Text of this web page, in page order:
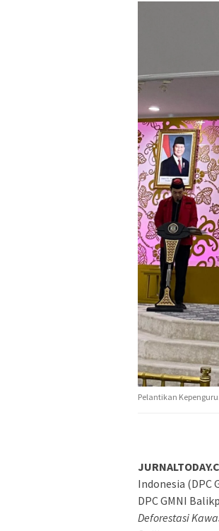
Pelantikan
Indonesia (DPC
DPC GMNI
Deforestasi